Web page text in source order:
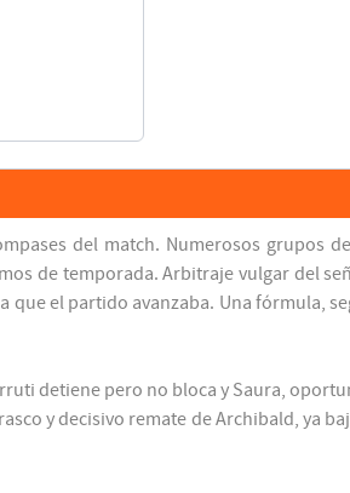
del match. Numerosos grupos
de temporada. Arbitraje vulgar del
el partido avanzaba. Una fórmula,
detiene pero no bloca y Saura,
y decisivo remate de Archibald, ya